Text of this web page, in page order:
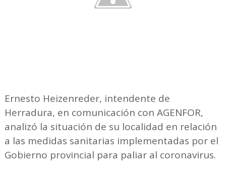
Ernesto Heizenreder, intendente de
Herradura, en comunicación con AGENFOR,
analizó la situación de su localidad en relación
a las medidas sanitarias implementadas por el
Gobierno provincial para paliar al coronavirus.